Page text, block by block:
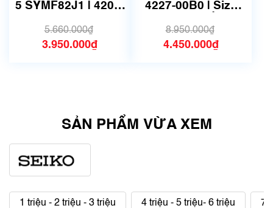
5 SYMF82J1 | 4207-
Mã số 6141
5.660.000₫
3.950.000₫
4227-00B0 | Size
8.950.000₫
4.450.000₫
SẢN PHẨM VỪA XEM
1 triệu - 2 triệu - 3 triệu 4 triệu - 5 triệu- 6 triệu 7